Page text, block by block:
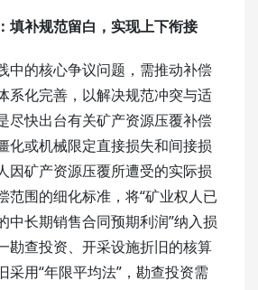
填补规范留白，实现上下衔接
中的核心争议问题，需推动补偿
系化完善，以解决规范冲突与适
尽快出台有关矿产资源压覆补偿
化或机械限定直接损失和间接损
因矿产资源压覆所遭受的实际损
范围的细化标准，将“矿业权人已
中长期销售合同预期利润”纳入损
勘查投资、开采设施折旧的核算
采用“年限平均法”，勘查投资需